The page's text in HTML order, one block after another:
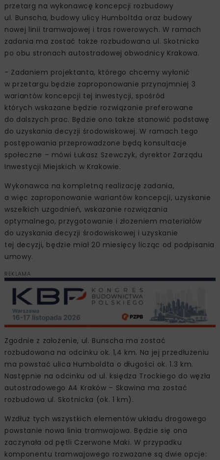
przetarg na wykonawcę koncepcji rozbudowy
ul. Bunscha, budowy ulicy Humboltda oraz budowy
nowej linii tramwajowej i tras rowerowych. W ramach
zadania ma zostać także rozbudowana ul. Skotnicka
po obu stronach autostradowej obwodnicy Krakowa.
- Zadaniem projektanta, którego chcemy wyłonić
w przetargu będzie zaproponowanie przynajmniej 3
wariantów koncepcji tej inwestycji, spośród
których wskazane będzie rozwiązanie preferowane
do dalszych prac. Będzie ono także stanowić podstawę
do uzyskania decyzji środowiskowej. W ramach tego
postępowania przeprowadzone będą konsultacje
społeczne – mówi Łukasz Szewczyk, dyrektor Zarządu
Inwestycji Miejskich w Krakowie.
Wykonawca na kompletną realizację zadania,
a więc zaproponowanie wariantów koncepcji, uzyskanie
wszelkich uzgodnień, wskazanie rozwiązania
optymalnego, przygotowanie i złożeniem materiałów
do uzyskania decyzji środowiskowej i uzyskanie
tej decyzji, będzie miał 20 miesięcy licząc od podpisania
umowy.
REKLAMA
Zgodnie z założenie, ul. Bunscha ma zostać
rozbudowana na odcinku ok. 1,4 km. Na jej przedłużeniu
ma powstać ulica Humboldta o długości ok. 1.3 km.
Następnie na odcinku od ul. księdza Trockiego do węzła
autostradowego A4 Kraków – Skawina ma zostać
rozbudowa ul. Skotnicka (ok. 1 km).
Wzdłuż tych wszystkich elementów układu drogowego
powstanie nowa linia tramwajowa. Będzie się ona
zaczynała od pętli Czerwone Maki. W przypadku
komponentu tramwajowego rozważane są dwie opcje: